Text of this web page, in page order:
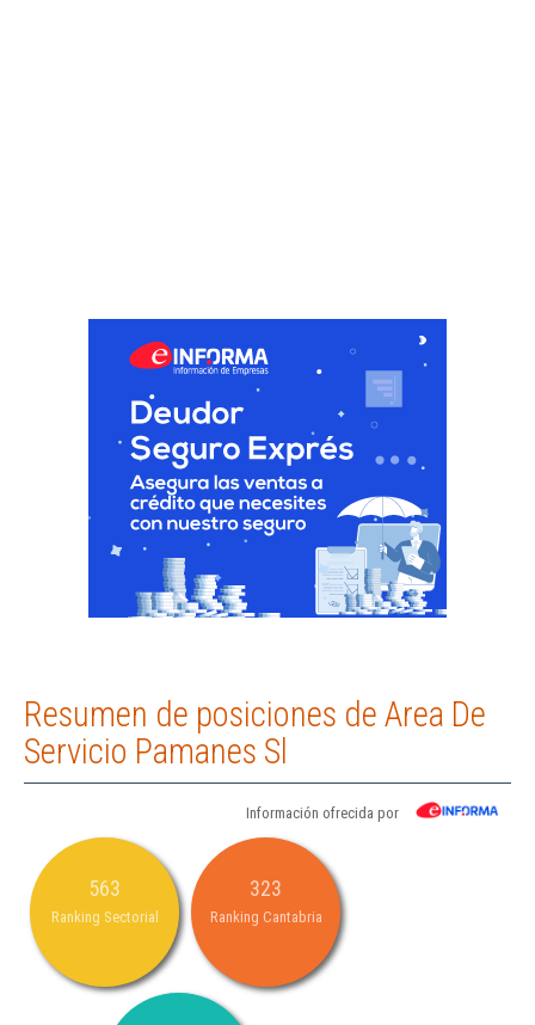
Resumen de posiciones de Area De
Servicio Pamanes Sl
Información ofrecida por
563
Ranking Sectorial
323
Ranking Cantabria